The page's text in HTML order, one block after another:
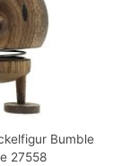
Bumble
27558